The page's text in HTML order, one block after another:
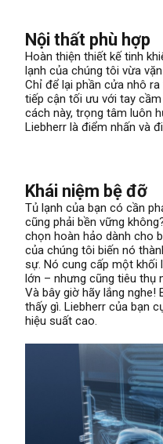
Nội thất phù hợp
Hoàn thiện thiết kế tinh
lạnh của chúng tôi vừa
Chỉ để lại phần cửa nhô
tiếp cận tối ưu với tay
cách này, trọng tâm luôn
Liebherr là điểm nhấn và
Khái niệm bệ đỡ
Tủ lạnh của bạn có cần
cũng phải bền vững
chọn hoàn hảo dành cho
của chúng tôi biến nó
sự. Nó cung cấp một khối
lớn – nhưng cũng tiêu thụ
Và bây giờ hãy lắng nghe!
thấy gì. Liebherr của bạn
hiệu suất cao.